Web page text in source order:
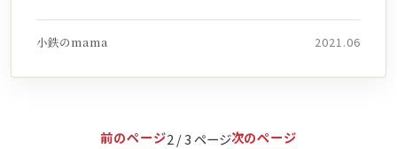
小鉄のmama 2021.06
前のページ2 / 3 ページ次のページ